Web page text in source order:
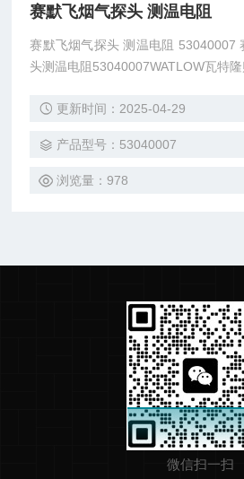
赛默飞烟气探头 测温电阻
赛默飞烟气探头 测温电阻 53040007
头测温电阻53040007WATLOW瓦特隆
更新时间：2025-04-29
产品型号：53040007
浏览量：978
微信扫一扫